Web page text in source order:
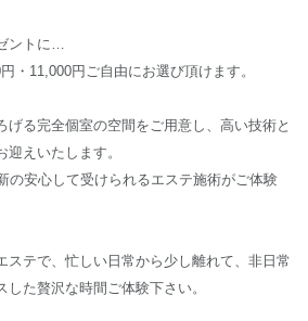
ントに…
・11,000円ご自由にお選び頂けます。
げる完全個室の空間をご用意し、高い技術と
えいたします。
の安心して受けられるエステ施術がご体験
ステで、忙しい日常から少し離れて、非日常
た贅沢な時間ご体験下さい。